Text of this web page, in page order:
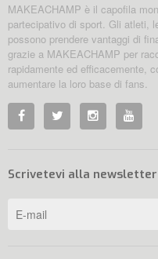
MAKEACHAMP è il capofila
partecipativo di sport. Gli atleti,
possono prendere vantaggi di
grazie a MAKEACHAMP per
rapidamente ed efficacemente,
aumentare la loro base di fans.
Scrivetevi alla newsletter